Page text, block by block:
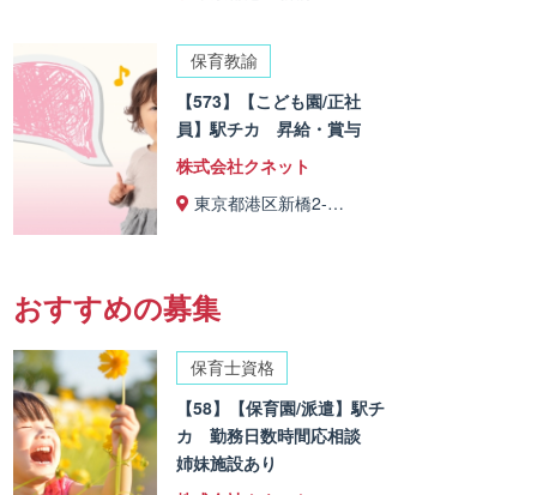
保育教諭
【573】【こども園/正社
員】駅チカ 昇給・賞与
株式会社クネット
東京都港区新橋2-…
おすすめの募集
保育士資格
【58】【保育園/派遣】駅チ
カ 勤務日数時間応相談
姉妹施設あり